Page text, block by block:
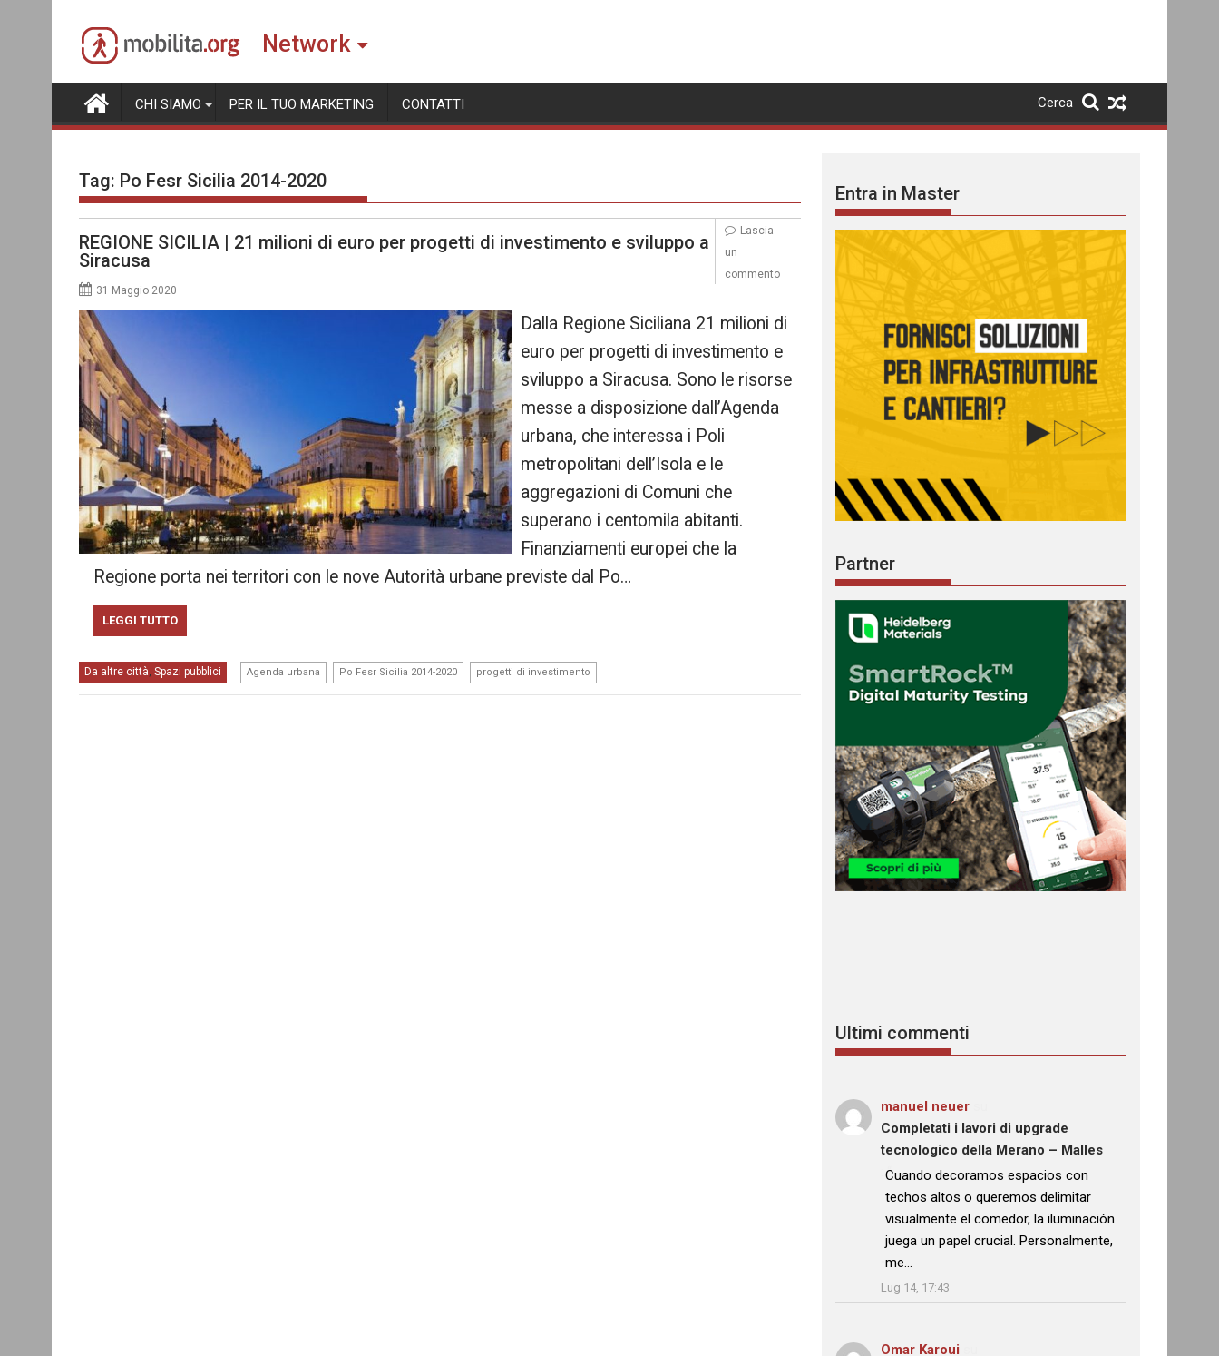
content
Network
CHI SIAMO PER IL TUO MARKETING CONTATTI Cerca
Tag: Po Fesr Sicilia 2014-2020
REGIONE SICILIA | 21 milioni di euro per progetti di investimento e sviluppo a
Siracusa
31 Maggio 2020
Dalla Regione Siciliana 21 milioni di
euro per progetti di investimento e
sviluppo a Siracusa. Sono le risorse
messe a disposizione dall’Agenda
urbana, che interessa i Poli
metropolitani dell’Isola e le
aggregazioni di Comuni che
superano i centomila abitanti.
Finanziamenti europei che la
Regione porta nei territori con le nove Autorità urbane previste dal Po…
LEGGI TUTTO
Da altre città, Spazi pubblici Agenda urbana Po Fesr Sicilia 2014-2020 progetti di investimento
Lascia
un
commento
Entra in Master
Partner
Ultimi commenti
manuel neuer
Completati i lavori di upgrade
tecnologico della Merano – Malles
: “
Cuando decoramos espacios con
techos altos o queremos delimitar
visualmente el comedor, la iluminación
juega un papel crucial. Personalmente,
me…
Lug 14, 17:43
Omar Karoui